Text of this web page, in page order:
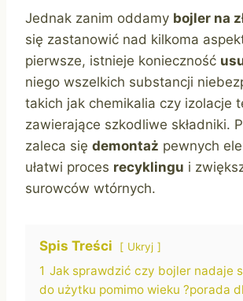
Jednak zanim oddamy bojler na
się zastanowić nad kilkoma
pierwsze, istnieje konieczność
niego wszelkich substancji
takich jak chemikalia czy izolacje
zawierające szkodliwe składniki.
zaleca się demontaż pewnych
ułatwi proces recyklingu i
surowców wtórnych.
Spis Treści Ukryj
1 Jak sprawdzić czy bojler nadaje
do użytku pomimo wieku ?porada